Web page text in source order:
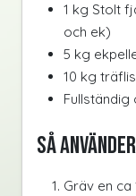
1 kg Stolt
och ek)
5 kg
10 kg
Fullständig
Så
Gräv en ca